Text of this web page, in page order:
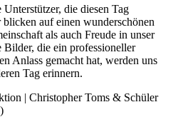
die diesen Tag
auf einen wunderschönen
als auch Freude in unser
Bilder, die ein professioneller
Anlass gemacht hat, werden uns
Tag erinnern.
| Christopher Toms & Schüler